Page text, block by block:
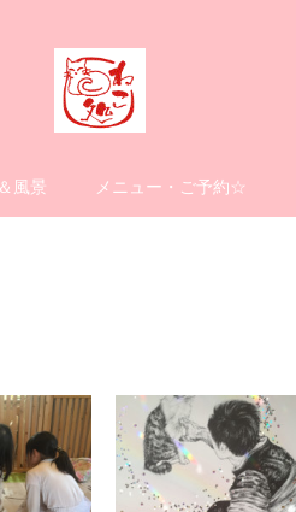
風景 メニュー・ご予約☆